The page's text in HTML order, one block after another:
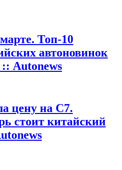
Топ-10
автоновинок
Autonews
цену на C7.
стоит китайский